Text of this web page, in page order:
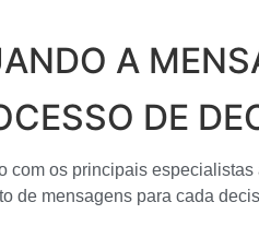
A
DE
com os principais
de mensagens para cada